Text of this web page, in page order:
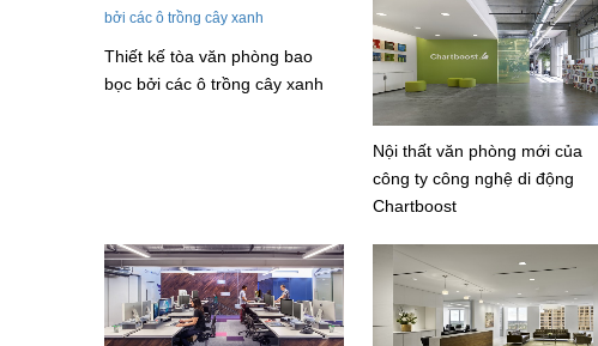
Thiết kế tòa văn phòng bao
bọc bởi các ô trồng cây xanh
Nội thất văn phòng mới của
công ty công nghệ di động
Chartboost